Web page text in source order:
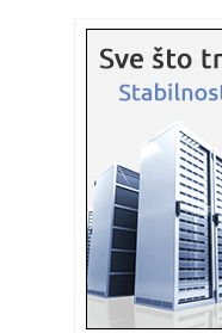
13:58:
13:58:
13:58:
13:58:
planinara
13:58: